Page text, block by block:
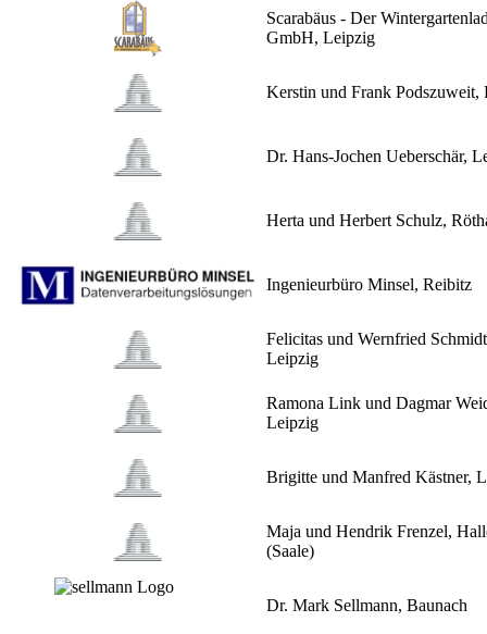
Scarabäus - Der
GmbH, Leipzig
Kerstin und Frank Podszuweit,
Dr. Hans-Jochen Ueberschär,
Herta und Herbert Schulz,
Ingenieurbüro Minsel, Reibitz
Felicitas und Wernfried
Leipzig
Ramona Link und Dagmar
Leipzig
Brigitte und Manfred Kästner,
Maja und Hendrik Frenzel,
(Saale)
Dr. Mark Sellmann, Baunach